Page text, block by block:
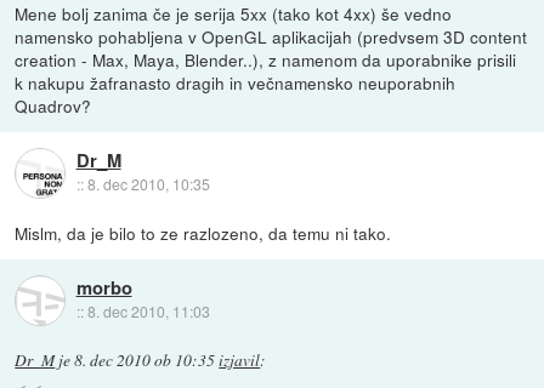
Mene bolj zanima če je serija 5xx (tako kot 4xx) še vedno
namensko pohabljena v OpenGL aplikacijah (predvsem 3D content
creation - Max, Maya, Blender..), z namenom da uporabnike prisili
k nakupu žafranasto dragih in večnamensko neuporabnih
Quadrov?
Dr_M
::8. dec 2010, 10:35
Mislm, da je bilo to ze razlozeno, da temu ni tako.
morbo
::8. dec 2010, 11:03
Dr_Mje8. dec 2010 ob 10:35izjavil: